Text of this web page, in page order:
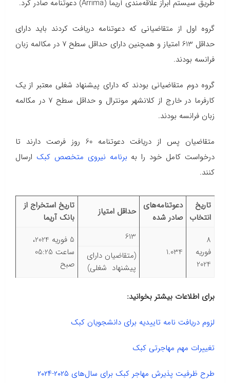
طریق سیستم ابراز علاقه‌مندی آریما (Arrima) دعوتنامه صادر کرد.
گروه اول از متقاضیانی که دعوتنامه دریافت کردند باید دارای
حداقل 613 امتیاز و همچنین دارای حداقل سطح ۷ در مکالمه زبان
فرانسه بودند.
گروه دوم متقاضیانی بودند که دارای پیشنهاد شغلی معتبر از یک
کارفرما در خارج از کلانشهر مونترال و حداقل سطح ۷ در مکالمه
زبان فرانسه بودند.
متقاضیان پس از دریافت دعوتنامه 60 روز فرصت دارند تا
درخواست کامل خود را به برنامه نیروی متخصص کبک ارسال
کنند.
تاریخ
انتخاب
دعوتنامه‌های
صادر شده
حداقل امتیاز
تاریخ استخراج از
بانک آریما
8
فوریه
2024
1.034
613
5 فوریه 2024،
ساعت 05:25
صبح
(متقاضیان دارای
پیشنهاد شغلی)
برای اطلاعات بیشتر بخوانید:
لزوم دریافت نامه تاییدیه برای دانشجویان کبک
تغییرات مهم مهاجرتی کبک
طرح ظرفیت پذیرش مهاجر کبک برای سال‌های ۲۰۲۵-۲۰۲۴